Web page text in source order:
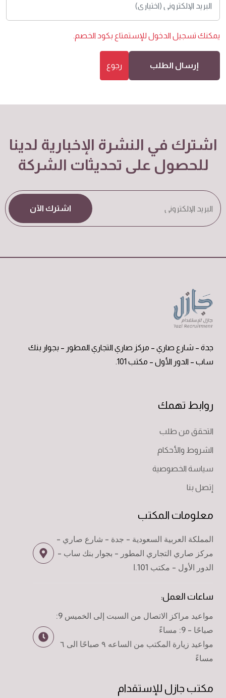
يمكنك تسجيل الدخول للإستمتاع بكود الخصم.
إرسال الطلب رجوع
اشترك في النشرة الإخبارية لدينا
للحصول على تحديثات الشركة
اشترك الآن
جدة – شارع صاري – مركز صاري التجاري المطور – بجوار بنك
ساب – الدور الأول – مكتب 101.
روابط تهمك
التحقق من طلب
الشروط والأحكام
سياسة الخصوصية
إتصل بنا
معلومات المكتب
المملكة العربية السعودية - جدة - شارع صاري -
مركز صاري التجاري المطور - بجوار بنك ساب -
الدور الأول - مكتب 101.ا
ساعات العمل:
مواعيد مراكز الاتصال من السبت إلى الخميس 9:
صباحًا - 9: مساءً
مواعيد زيارة المكتب من الساعه ٩ صباحًا الى ٦
مساءً
مكتب جازل للإستقدام